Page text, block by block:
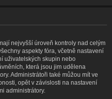
nejvyšší úroveň kontroly nad celým
aspekty fóra, včetně nastavení
uživatelských skupin nebo
která jsou jim udělena
Administrátoři také můžou mít ve
opět v závislosti na nastavení
administrátory.